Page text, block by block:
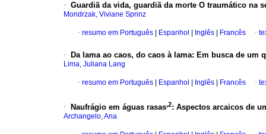
· Guardiã da vida, guardiã da morte O traumático na
Mondrzak, Viviane Sprinz
· resumo em Português Espanhol Inglês Francês ·
· Da lama ao caos, do caos à lama: Em busca de
Lima, Juliana Lang
· resumo em Português Espanhol Inglês Francês ·
· Naufrágio em águas rasas ,2: Aspectos arcaicos de
Archangelo, Ana